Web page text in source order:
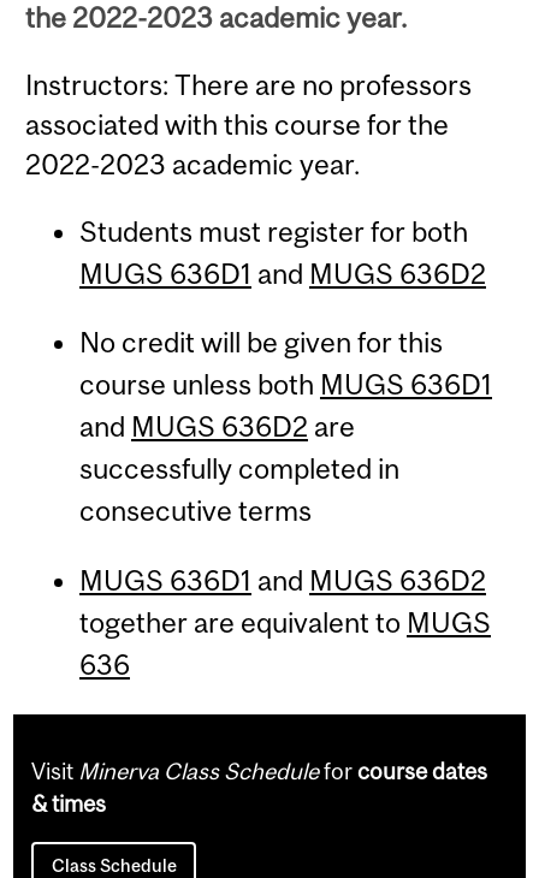
the 2022-2023 academic year.
Instructors: There are no professors
associated with this course for the
2022-2023 academic year.
Students must register for both
MUGS 636D1 and MUGS 636D2
No credit will be given for this
course unless both MUGS 636D1
and MUGS 636D2 are
successfully completed in
consecutive terms
MUGS 636D1 and MUGS 636D2
together are equivalent to MUGS
636
Visit Minerva Class Scheduleforcourse dates
& times
Class Schedule